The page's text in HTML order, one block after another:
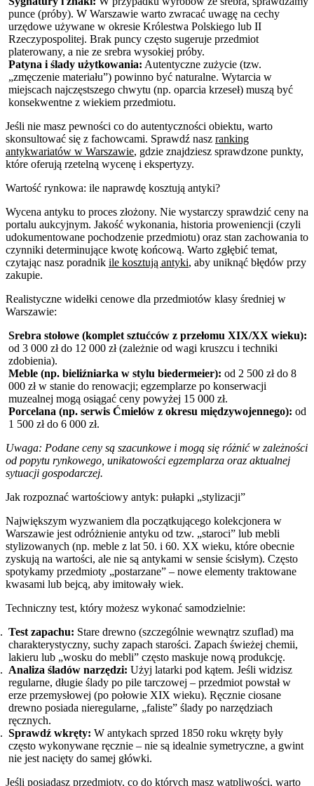
punce (próby). W Warszawie warto zwracać uwagę na cechy
urzędowe używane w okresie Królestwa Polskiego lub II
Rzeczypospolitej. Brak puncy często sugeruje przedmiot
platerowany, a nie ze srebra wysokiej próby.
Patyna i ślady użytkowania: Autentyczne zużycie (tzw.
„zmęczenie materiału”) powinno być naturalne. Wytarcia w
miejscach najczęstszego chwytu (np. oparcia krzeseł) muszą być
konsekwentne z wiekiem przedmiotu.
Jeśli nie masz pewności co do autentyczności obiektu, warto
skonsultować się z fachowcami. Sprawdź nasz ranking
antykwariatów w Warszawie, gdzie znajdziesz sprawdzone punkty,
które oferują rzetelną wycenę i ekspertyzy.
Wartość rynkowa: ile naprawdę kosztują antyki?
Wycena antyku to proces złożony. Nie wystarczy sprawdzić ceny na
portalu aukcyjnym. Jakość wykonania, historia proweniencji (czyli
udokumentowane pochodzenie przedmiotu) oraz stan zachowania to
czynniki determinujące kwotę końcową. Warto zgłębić temat,
czytając nasz poradnik ile kosztują antyki, aby uniknąć błędów przy
zakupie.
Realistyczne widełki cenowe dla przedmiotów klasy średniej w
Warszawie:
Srebra stołowe (komplet sztućców z przełomu XIX/XX wieku):
od 3 000 zł do 12 000 zł (zależnie od wagi kruszcu i techniki
zdobienia).
Meble (np. bieliźniarka w stylu biedermeier): od 2 500 zł do 8
000 zł w stanie do renowacji; egzemplarze po konserwacji
muzealnej mogą osiągać ceny powyżej 15 000 zł.
Porcelana (np. serwis Ćmielów z okresu międzywojennego): od
1 500 zł do 6 000 zł.
Uwaga: Podane ceny są szacunkowe i mogą się różnić w zależności
od popytu rynkowego, unikatowości egzemplarza oraz aktualnej
sytuacji gospodarczej.
Jak rozpoznać wartościowy antyk: pułapki „stylizacji”
Największym wyzwaniem dla początkującego kolekcjonera w
Warszawie jest odróżnienie antyku od tzw. „staroci” lub mebli
stylizowanych (np. meble z lat 50. i 60. XX wieku, które obecnie
zyskują na wartości, ale nie są antykami w sensie ścisłym). Często
spotykamy przedmioty „postarzane” – nowe elementy traktowane
kwasami lub bejcą, aby imitowały wiek.
Techniczny test, który możesz wykonać samodzielnie:
Test zapachu: Stare drewno (szczególnie wewnątrz szuflad) ma
charakterystyczny, suchy zapach starości. Zapach świeżej chemii,
lakieru lub „wosku do mebli” często maskuje nową produkcję.
Analiza śladów narzędzi: Użyj latarki pod kątem. Jeśli widzisz
regularne, długie ślady po pile tarczowej – przedmiot powstał w
erze przemysłowej (po połowie XIX wieku). Ręcznie ciosane
drewno posiada nieregularne, „faliste” ślady po narzędziach
ręcznych.
Sprawdź wkręty: W antykach sprzed 1850 roku wkręty były
często wykonywane ręcznie – nie są idealnie symetryczne, a gwint
nie jest nacięty do samej główki.
Jeśli posiadasz przedmioty, co do których masz wątpliwości, warto